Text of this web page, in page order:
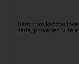
Batoh pro každou
záda, provedení v